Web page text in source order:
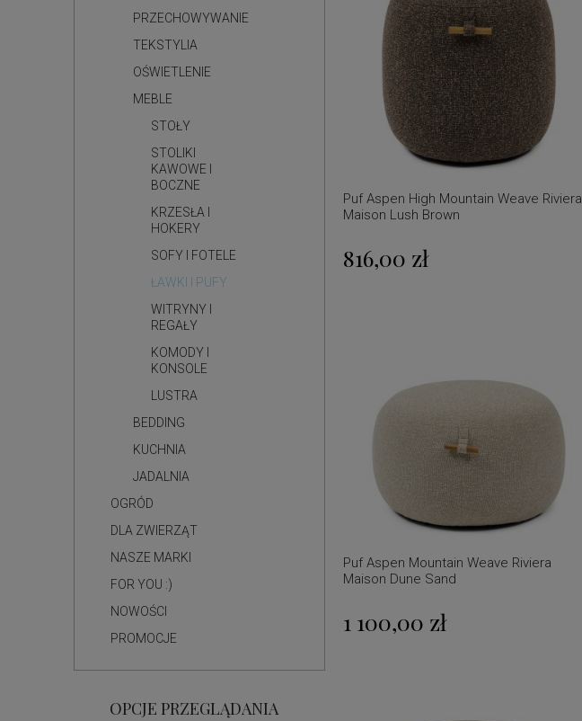
PRZECHOWYWANIE
TEKSTYLIA
OŚWIETLENIE
MEBLE
STOŁY
STOLIKI
KAWOWE I
BOCZNE
KRZESŁA I
HOKERY
SOFY I FOTELE
ŁAWKI I PUFY
WITRYNY I
REGAŁY
KOMODY I
KONSOLE
LUSTRA
BEDDING
KUCHNIA
JADALNIA
OGRÓD
DLA ZWIERZĄT
NASZE MARKI
FOR YOU :)
NOWOŚCI
PROMOCJE
OPCJE PRZEGLĄDANIA
Puf Aspen High Mountain Weave Riviera
Maison Lush Brown
816,00 zł
Puf Aspen Mountain Weave Riviera
Maison Dune Sand
1 100,00 zł